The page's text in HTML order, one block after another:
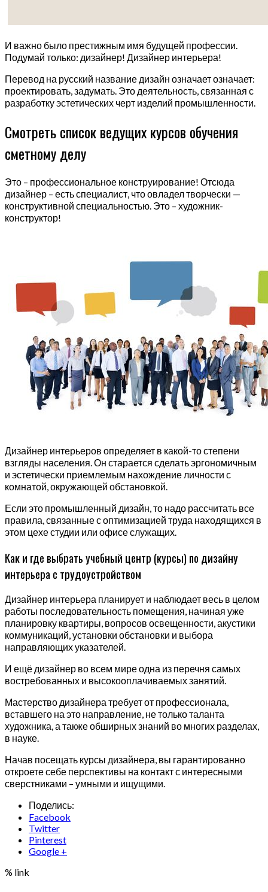
И важно было престижным имя будущей профессии.
Подумай только: дизайнер! Дизайнер интерьера!
Перевод на русский название дизайн означает означает:
проектировать, задумать. Это деятельность, связанная с
разработку эстетических черт изделий промышленности.
Смотреть список ведущих курсов обучения
сметному делу
Это – профессиональное конструирование! Отсюда
дизайнер – есть специалист, что овладел творчески —
конструктивной специальностью. Это – художник-
конструктор!
Дизайнер интерьеров определяет в какой-то степени
взгляды населения. Он старается сделать эргономичным
и эстетически приемлемым нахождение личности с
комнатой, окружающей обстановкой.
Если это промышленный дизайн, то надо рассчитать все
правила, связанные с оптимизацией труда находящихся в
этом цехе студии или офисе служащих.
Как и где выбрать учебный центр (курсы) по дизайну
интерьера с трудоустройством
Дизайнер интерьера планирует и наблюдает весь в целом
работы последовательность помещения, начиная уже
планировку квартиры, вопросов освещенности, акустики
коммуникаций, установки обстановки и выбора
направляющих указателей.
И ещё дизайнер во всем мире одна из перечня самых
востребованных и высокооплачиваемых занятий.
Мастерство дизайнера требует от профессионала,
вставшего на это направление, не только таланта
художника, а также обширных знаний во многих разделах,
в науке.
Начав посещать курсы дизайнера, вы гарантированно
откроете себе перспективы на контакт с интересными
сверстниками – умными и ищущими.
Поделись:
Facebook
Twitter
Pinterest
Google +
% link